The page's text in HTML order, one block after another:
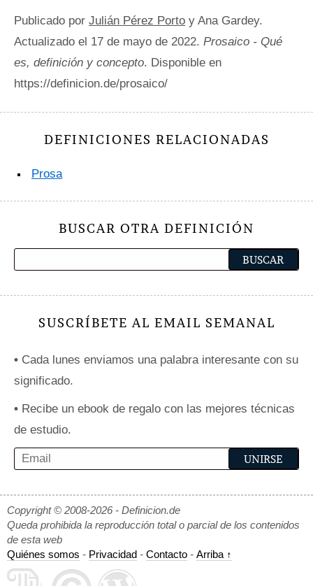
Publicado por Julián Pérez Porto y Ana Gardey.
Actualizado el 17 de mayo de 2022. Prosaico - Qué
es, definición y concepto. Disponible en
https://definicion.de/prosaico/
DEFINICIONES RELACIONADAS
Prosa
BUSCAR OTRA DEFINICIÓN
SUSCRÍBETE AL EMAIL SEMANAL
• Cada lunes enviamos una palabra interesante con su
significado.
• Recibe un ebook de regalo con las mejores técnicas
de estudio.
Copyright © 2008-2026 - Definicion.de
Queda prohibida la reproducción total o parcial de los contenidos
de esta web
Quiénes somos - Privacidad - Contacto - Arriba ↑